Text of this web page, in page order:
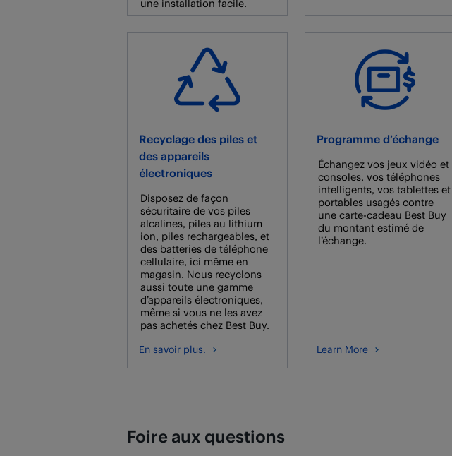
une installation facile.
Recyclage des piles et
des appareils
électroniques
Disposez de façon
sécuritaire de vos piles
alcalines, piles au lithium
ion, piles rechargeables, et
des batteries de téléphone
cellulaire, ici même en
magasin. Nous recyclons
aussi toute une gamme
d’appareils électroniques,
même si vous ne les avez
pas achetés chez Best Buy.
En savoir plus.
Programme d’échange
Échangez vos jeux vidéo et
consoles, vos téléphones
intelligents, vos tablettes et
portables usagés contre
une carte-cadeau Best Buy
du montant estimé de
l’échange.
Learn More
Foire aux questions